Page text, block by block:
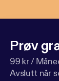
Prøv
99 kr /
Avslutt når